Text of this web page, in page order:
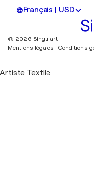
Français | USD
© 2026 Singulart
Mentions légales. Conditions
Artiste Textile